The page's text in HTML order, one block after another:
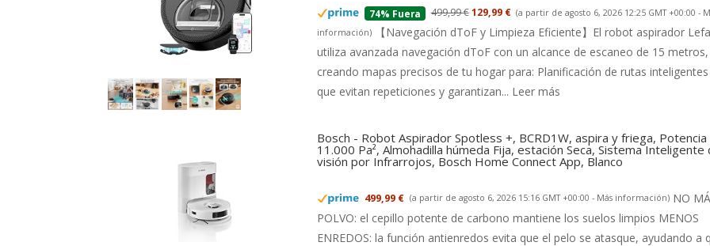
74% Fuera 499,99 €129,99 € (a partir de agosto 6, 2026 12:25 GMT +00:00 -
información)
【Navegación dToF y Limpieza Eficiente】El robot aspirador
utiliza avanzada navegación dToF con un alcance de escaneo de 15 metros,
creando mapas precisos de tu hogar para: Planificación de rutas inteligentes
que evitan repeticiones y garantizan... Leer más
Bosch - Robot Aspirador Spotless +, BCRD1W, aspira y friega, Potencia
11.000 Pa², Almohadilla húmeda Fija, estación Seca, Sistema Inteligente
visión por Infrarrojos, Bosch Home Connect App, Blanco
499,99 € (a partir de agosto 6, 2026 15:16 GMT +00:00 - Más información) NO
POLVO: el cepillo potente de carbono mantiene los suelos limpios MENOS
ENREDOS: la función antienredos evita que el pelo se atasque, ayudando a